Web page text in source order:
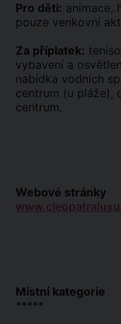
Pro děti: animace,
pouze venkovní
Za příplatek:
vybavení a
nabídka vodních
centrum (u pláže),
centrum.
Webové stránky
Místní kategorie
*****